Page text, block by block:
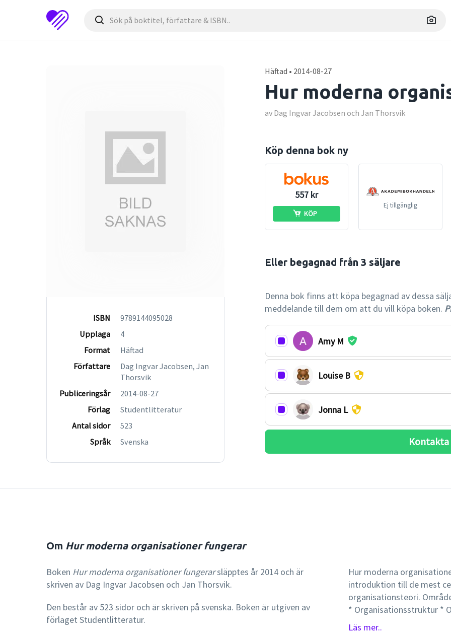
ISBN
9789144095028
Upplaga
4
Format
Häftad
Författare
Dag Ingvar Jacobsen, Jan
Thorsvik
Publiceringsår
2014-08-27
Förlag
Studentlitteratur
Antal sidor
523
Språk
Svenska
Häftad • 2014-08-27
Hur moderna
av Dag Ingvar Jacobsen och Jan Thorsvik
Köp denna bok ny
557 kr
KÖP
Ej tillgänglig
Eller begagnad från 3 säljare
Denna bok finns att köpa begagnad av dessa
meddelande till dem om att du vill köpa boken.
Amy M
Louise B
Jonna L
Kontakta
Om Hur moderna organisationer fungerar
Boken Hur moderna organisationer fungerarsläpptes år 2014 och är
skriven av Dag Ingvar Jacobsen och Jan Thorsvik.
Den består av 523 sidor och är skriven på svenska. Boken är utgiven av
förlaget Studentlitteratur.
Hur moderna
introduktion till de mest
organisationsteori.
* Organisationsstruktur *
Organisation och omvärld
Läs mer..